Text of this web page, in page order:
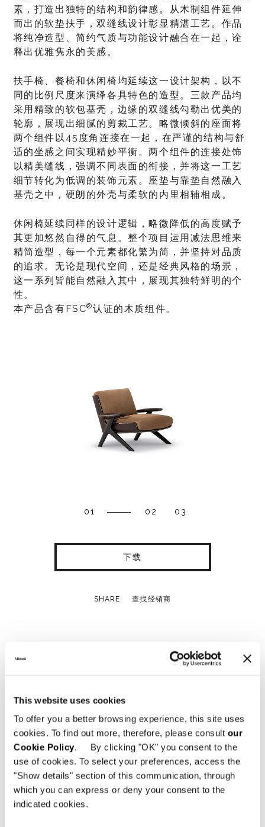
This website uses cookies
To offer you a better browsing experience, this site uses
cookies. To find out more, therefore, please consult our
Cookie Policy. By clicking "OK" you consent to the
use of cookies. To select your preferences, access the
"Show details" section of this communication, through
which you can express or deny your consent to the
indicated cookies.
素，打造出独特的结构和韵律感。从木制组件延伸
而出的软垫扶手，双缝线设计彰显精湛工艺。作品
将纯净造型、简约气质与功能设计融合在一起，诠
释出优雅隽永的美感。
扶手椅、餐椅和休闲椅均延续这一设计架构，以不
同的比例尺度来演绎各具特色的造型。三款产品均
采用精致的软包基壳，边缘的双缝线勾勒出优美的
轮廓，展现出细腻的剪裁工艺。略微倾斜的座面将
两个组件以45度角连接在一起，在严谨的结构与舒
适的坐感之间实现精妙平衡。两个组件的连接处饰
以精美缝线，强调不同表面的衔接，并将这一工艺
细节转化为低调的装饰元素。座垫与靠垫自然融入
基壳之中，硬朗的外壳与柔软的内里相辅相成。
休闲椅延续同样的设计逻辑，略微降低的高度赋予
其更加悠然自得的气息。整个项目运用减法思维来
精简造型，每一个元素都化繁为简，并坚持对品质
的追求。无论是现代空间，还是经典风格的场景，
这一系列皆能自然融入其中，展现其独特鲜明的个
性。
本产品含有FSC®认证的木质组件。
01 02 03
下载
SHARE 查找经销商